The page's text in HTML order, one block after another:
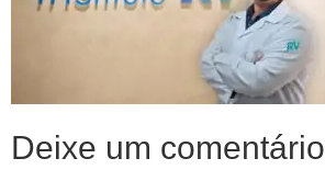
Deixe um comentário